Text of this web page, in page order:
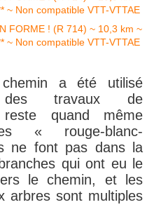
a été utilisé
des travaux de
quand même
« rouge-blanc-
ne font pas dans la
qui ont eu le
le chemin, et les
arbres sont multiples